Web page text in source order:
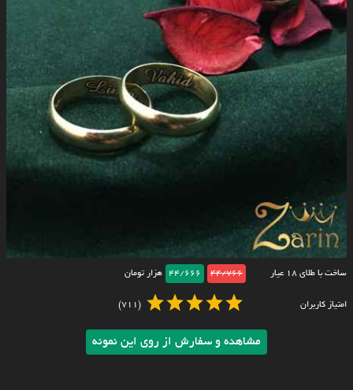
ساخت با طلای ۱۸ عیار 44/766
44/666 هزار تومان
امتیاز کاربران (711)
مشاهده و سفارش از روی این نمونه